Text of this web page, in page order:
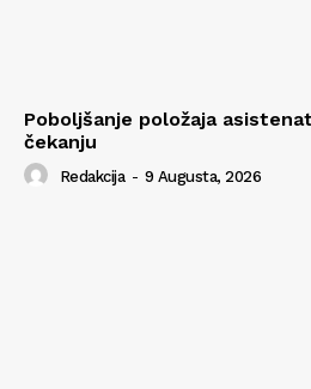
Poboljšanje položaja
čekanju
Redakcija - 9 Augusta, 2026